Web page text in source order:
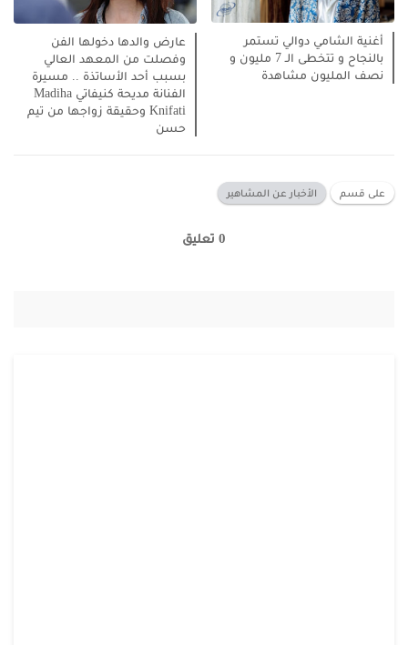
أغنية الشامي دوالي تستمر
بالنجاح و تتخطى الـ 7 مليون و
نصف المليون مشاهدة
عارض والدها دخولها الفن
وفصلت من المعهد العالي
بسبب أحد الأساتذة .. مسيرة
الفنانة مديحة كنيفاتي Madiha
Knifati‏ وحقيقة زواجها من تيم
حسن
على قسم الأخبار عن المشاهير
0 تعليق